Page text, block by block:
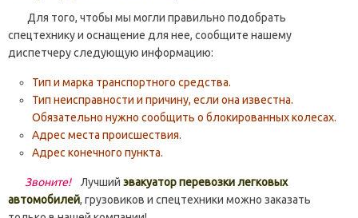
Для того, чтобы мы могли правильно подобрать
спецтехнику и оснащение для нее, сообщите нашему
диспетчеру следующую информацию:
Тип и марка транспортного средства.
Тип неисправности и причину, если она известна.
Обязательно нужно сообщить о блокированных колесах.
Адрес места происшествия.
Адрес конечного пункта.
Звоните! Лучший эвакуатор перевозки легковых
автомобилей, грузовиков и спецтехники можно заказать